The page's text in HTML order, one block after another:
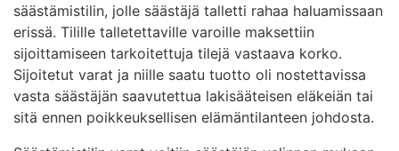
säästämistilin, jolle säästäjä talletti rahaa haluamissaan
erissä. Tilille talletettaville varoille maksettiin
sijoittamiseen tarkoitettuja tilejä vastaava korko.
Sijoitetut varat ja niille saatu tuotto oli nostettavissa
vasta säästäjän saavutettua lakisääteisen eläkeiän tai
sitä ennen poikkeuksellisen elämäntilanteen johdosta.